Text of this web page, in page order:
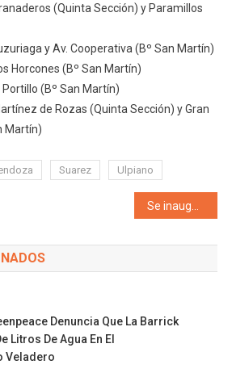
(Quinta Sección) y Paramillos
y Av. Cooperativa (Bº San Martín)
Horcones (Bº San Martín)
(Bº San Martín)
de Rozas (Quinta Sección) y Gran
Martín)
Suarez Ulpiano
de entradas
Denuncia Que La Barrick
Litros De Agua En El
Veladero